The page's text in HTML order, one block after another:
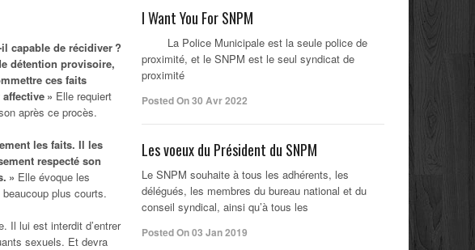
capable de récidiver ?
détention provisoire,
ces faits
» Elle requiert
après ce procès.
les faits. Il les
respecté son
» Elle évoque les
plus courts.
Il lui est interdit d’entrer
sexuels. Et devra
I Want You For SNPM
La Police Municipale est la seule police de
proximité, et le SNPM est le seul syndicat de
proximité
Posted On 30 Avr 2022
Les voeux du Président du SNPM
Le SNPM souhaite à tous les adhérents, les
délégués, les membres du bureau national et du
conseil syndical, ainsi qu’à tous les
Posted On 03 Jan 2019